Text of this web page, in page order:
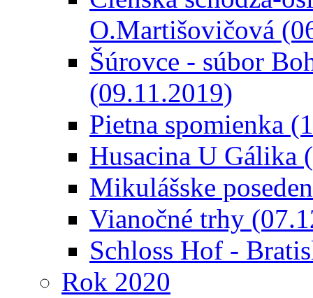
O.Martišovičová
Šúrovce - súbor
(09.11.2019)
Pietna spomienka
Husacina U Gálika
Mikulášske
Vianočné trhy
Schloss Hof -
Rok 2020